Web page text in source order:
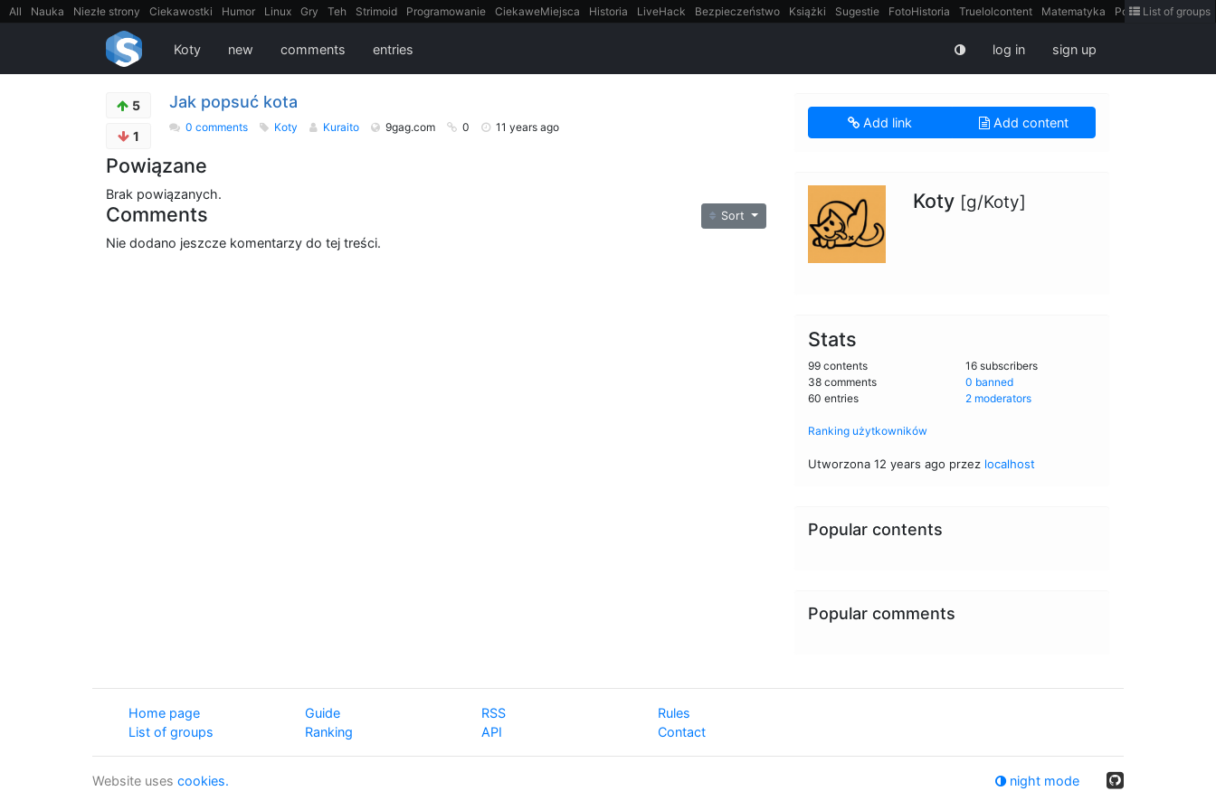
All Nauka Niezłe strony Ciekawostki Humor Linux Gry Teh Strimoid Programowanie CiekaweMiejsca Historia LiveHack Bezpieczeństwo Książki Sugestie FotoHistoria Truelolcontent Matematyka Polska
intern
FilmyDokumentalne
List of groups
Koty new comments entries log in sign up
5
1
Jak popsuć kota
0 comments Koty Kuraito 9gag.com 0 11 years ago
Powiązane
Brak powiązanych.
Comments Sort
Nie dodano jeszcze komentarzy do tej treści.
Add link Add content
Koty [g/Koty]
Stats
99 contents
38 comments
60 entries
16 subscribers
0 banned
2 moderators
Ranking użytkowników
Utworzona 12 years ago przez localhost
Popular contents
Popular comments
Home page
List of groups
Guide
Ranking
RSS
API
Rules
Contact
Website uses cookies. night mode